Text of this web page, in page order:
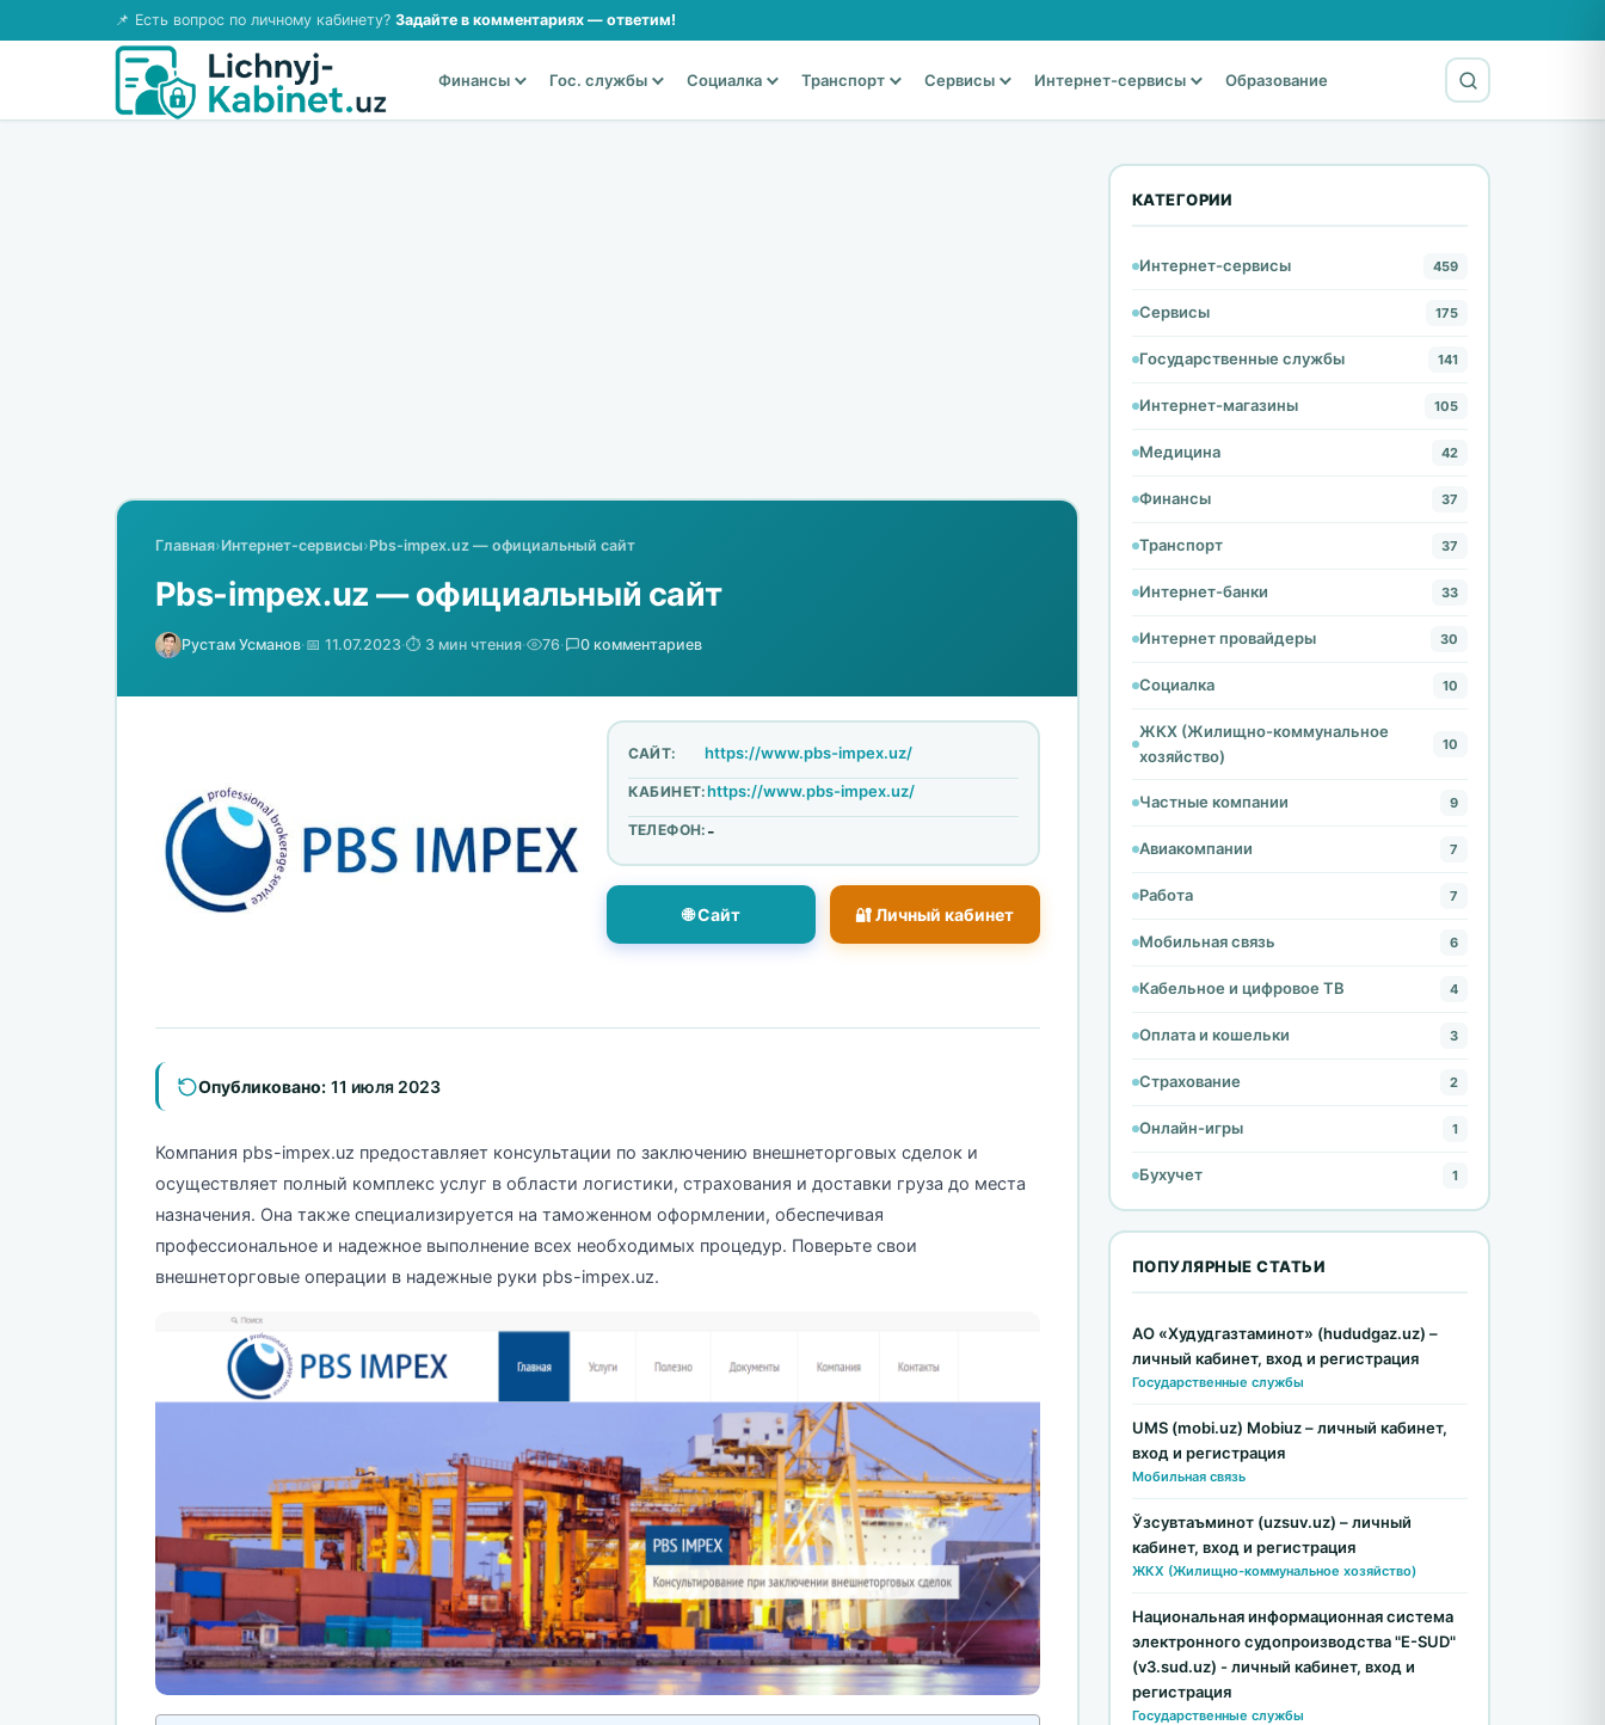
📌 Есть вопрос по личному кабинету? Задайте в комментариях — ответим!
Финансы Гос. службы Социалка Транспорт Сервисы Интернет-сервисы Образование
Главная›Интернет-сервисы›Pbs-impex.uz — официальный сайт
Pbs-impex.uz — официальный сайт
Рустам Усманов·📅 11.07.2023·⏱️ 3 мин чтения· 76· 0 комментариев
САЙТ: https://www.pbs-impex.uz/
КАБИНЕТ:https://www.pbs-impex.uz/
ТЕЛЕФОН: -
🌐 Сайт 🔐 Личный кабинет
Опубликовано: 11 июля 2023
Компания pbs-impex.uz предоставляет консультации по заключению внешнеторговых сделок и
осуществляет полный комплекс услуг в области логистики, страхования и доставки груза до места
назначения. Она также специализируется на таможенном оформлении, обеспечивая
профессиональное и надежное выполнение всех необходимых процедур. Поверьте свои
внешнеторговые операции в надежные руки pbs-impex.uz.
КАТЕГОРИИ
Интернет-сервисы 459
Сервисы 175
Государственные службы 141
Интернет-магазины 105
Медицина 42
Финансы 37
Транспорт 37
Интернет-банки 33
Интернет провайдеры 30
Социалка 10
ЖКХ (Жилищно-коммунальное
хозяйство)
10
Частные компании 9
Авиакомпании 7
Работа 7
Мобильная связь 6
Кабельное и цифровое ТВ 4
Оплата и кошельки 3
Страхование 2
Онлайн-игры 1
Бухучет 1
ПОПУЛЯРНЫЕ СТАТЬИ
АО «Худудгазтаминот» (hududgaz.uz) –
личный кабинет, вход и регистрация
Государственные службы
UMS (mobi.uz) Mobiuz – личный кабинет,
вход и регистрация
Мобильная связь
Ўзсувтаъминот (uzsuv.uz) – личный
кабинет, вход и регистрация
ЖКХ (Жилищно-коммунальное хозяйство)
Национальная информационная система
электронного судопроизводства "E-SUD"
(v3.sud.uz) - личный кабинет, вход и
регистрация
Государственные службы